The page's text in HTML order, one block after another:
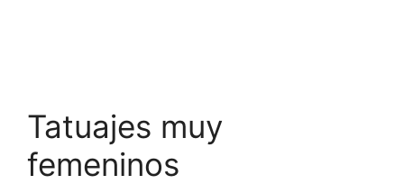
Tatuajes muy
femeninos